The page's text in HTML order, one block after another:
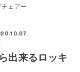
ェアー
出来るロッキ